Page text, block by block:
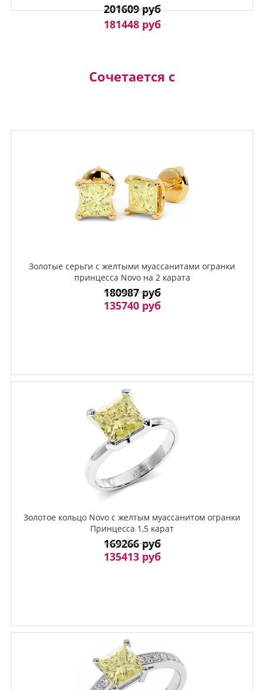
201609 руб
181448 руб
Сочетается с
Золотые серьги c желтыми муассанитами огранки
принцесса Novo на 2 карата
180987 руб
135740 руб
Золотое кольцо Novo с желтым муассанитом огранки
Принцесса 1,5 карат
169266 руб
135413 руб